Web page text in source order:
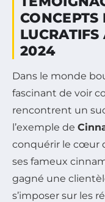
2024
Dans le monde
fascinant de voir
rencontrent un
l’exemple de
conquérir le cœur
ses fameux
gagné une
s’imposer sur les